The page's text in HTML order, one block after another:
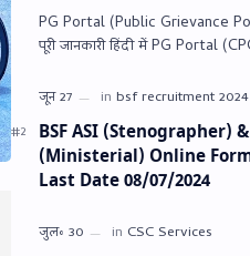
PG Portal (Public Grievance
पूरी जानकारी हिंदी में PG Portal (CPGRAMS) —
BSF ASI (Stenographer)
(Ministerial) Online Form
Last Date 08/07/2024